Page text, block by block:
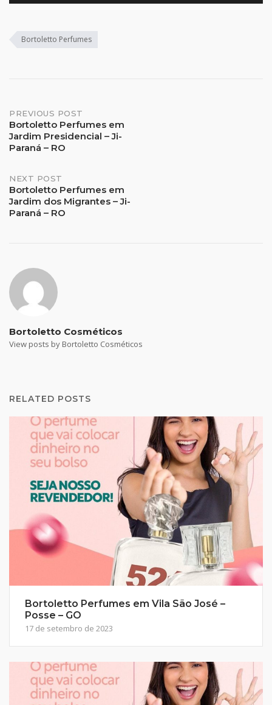
Bortoletto Perfumes
Post
navigation
PREVIOUS POST
Bortoletto Perfumes em
Jardim Presidencial – Ji-
Paraná – RO
NEXT POST
Bortoletto Perfumes em
Jardim dos Migrantes – Ji-
Paraná – RO
Bortoletto Cosméticos
View posts by Bortoletto Cosméticos
RELATED POSTS
Bortoletto Perfumes em Vila São José –
Posse – GO
17 de setembro de 2023